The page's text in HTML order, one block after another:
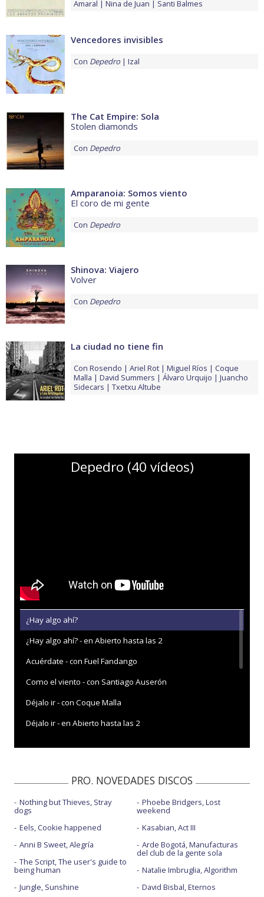
Amaral Nina de Juan Santi Balmes
Vencedores invisibles
Con Depedro Izal
The Cat Empire: Sola
Stolen diamonds
Con Depedro
Amparanoia: Somos viento
El coro de mi gente
Con Depedro
Shinova: Viajero
Volver
Con Depedro
La ciudad no tiene fin
Con Rosendo Ariel Rot Miguel Ríos
Coque
Malla
David Summers Álvaro Urquijo
Juancho
Sidecars
Txetxu Altube
Depedro (40 vídeos)
¿Hay algo ahí?
¿Hay algo ahí? - en Abierto hasta las 2
Acuérdate - con Fuel Fandango
Como el viento - con Santiago Auserón
Déjalo ir - con Coque Malla
Déjalo ir - en Abierto hasta las 2
Déjalo ir - Warner Music Café
DF - en Abierto hasta las 2
Diciembre - con Vetusta Morla - Todo va a salir..
Entre el cielo y el barro - con la letra
La casa de sal - en Abierto hasta las 2
La casa de sal - Warner Music Café
PRO. NOVEDADES DISCOS
Nothing but Thieves, Stray
dogs
Eels, Cookie happened
Anni B Sweet, Alegría
The Script, The user's guide to
being human
Jungle, Sunshine
Phoebe Bridgers, Lost
weekend
Kasabian, Act III
Arde Bogotá, Manufacturas
del club de la gente sola
Natalie Imbruglia, Algorithm
David Bisbal, Eternos